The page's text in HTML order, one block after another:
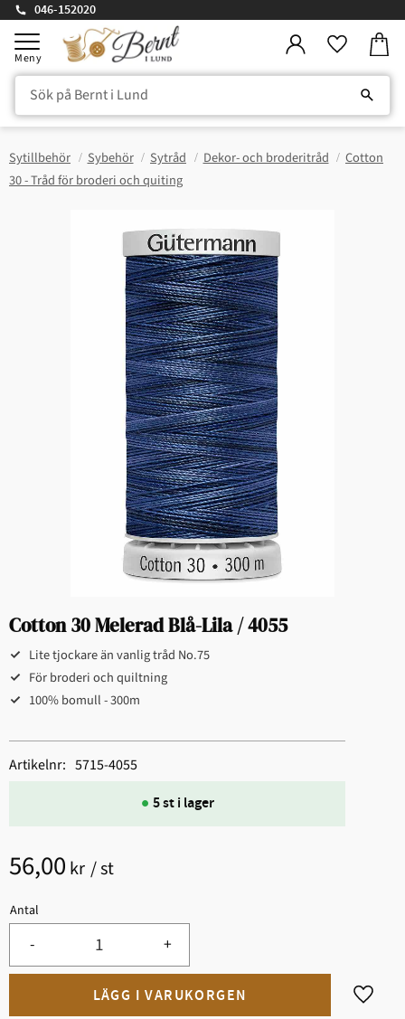
Meny
046-152020
Sytillbehör Sybehör Sytråd Dekor- och broderitråd
Cotton
30 - Tråd för broderi och quiting
Cotton 30 Melerad Blå-Lila / 4055
Lite tjockare än vanlig tråd No.75
För broderi och quiltning​
100% bomull - 300m
56,00 kr /st
Antal
+
-
Lägg
5 st i lager
Artikelnr 5715-4055